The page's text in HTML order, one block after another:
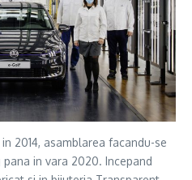
2014, asamblarea facandu-se
in vara 2020. Incepand